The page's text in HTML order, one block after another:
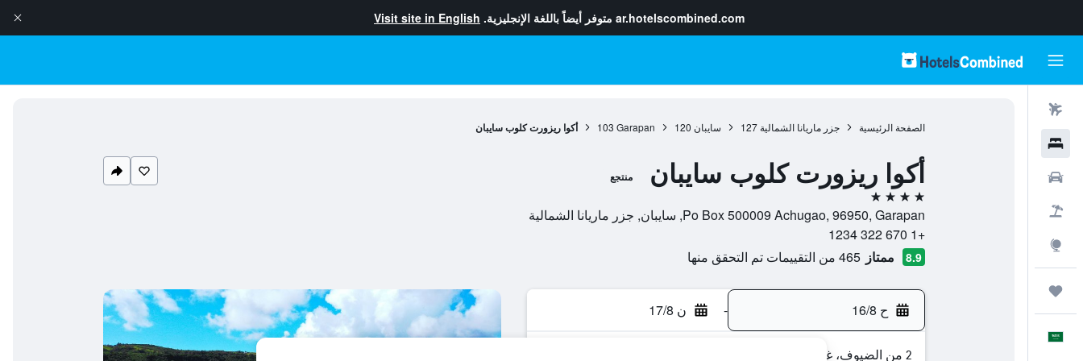
ar.hotelscombined.com متوفر أيضاً باللغة الإنجليزية. Visit site in English
الصفحة الرئيسية جزر ماريانا الشمالية 127 سايبان 120
Garapan
103 أكوا ريزورت كلوب سايبان
أكوا ريزورت كلوب سايبان منتجع
4 نجوم
Po Box 500009 Achugao, 96950, Garapan, سايبان, جزر ماريانا الشمالية
+1 670 322 1234
8.9 ممتاز 465 من التقييمات تم التحقق منها
ح 16/8 - ن 17/8
2 من الضيوف، غرفة واحدة